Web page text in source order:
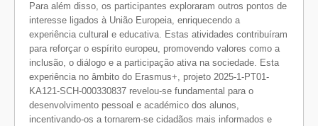
Para além disso, os participantes exploraram outros pontos de
interesse ligados à União Europeia, enriquecendo a
experiência cultural e educativa. Estas atividades contribuíram
para reforçar o espírito europeu, promovendo valores como a
inclusão, o diálogo e a participação ativa na sociedade. Esta
experiência no âmbito do Erasmus+, projeto 2025-1-PT01-
KA121-SCH-000330837 revelou-se fundamental para o
desenvolvimento pessoal e académico dos alunos,
incentivando-os a tornarem-se cidadãos mais informados e